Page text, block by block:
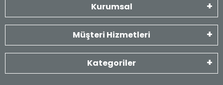
Kurumsal
Müşteri Hizmetleri
Kategoriler